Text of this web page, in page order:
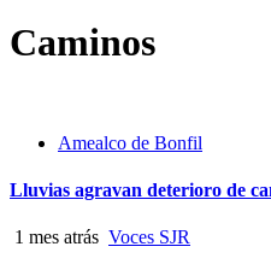
Caminos
Amealco de Bonfil
Lluvias agravan deterioro de
1 mes atrás Voces SJR